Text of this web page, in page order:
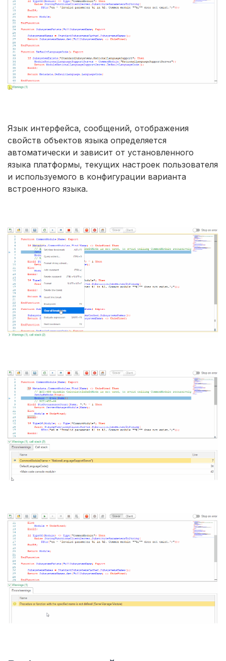
Язык интерфейса, сообщений, отображения
свойств объектов языка определяется
автоматически и зависит от установленного
языка платформы, текущих настроек пользователя
и используемого в конфигурации варианта
встроенного языка.